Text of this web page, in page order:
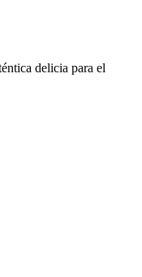
delicia para el